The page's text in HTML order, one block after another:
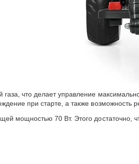
что делает управление
при старте, а также возможность
мощностью 70 Вт. Этого достаточно,